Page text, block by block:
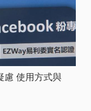
慮 使用方式與